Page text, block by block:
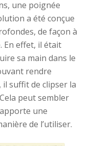
une poignée
a été conçue
de façon à
En effet, il était
sa main dans le
rendre
il suffit de clipser la
peut sembler
une
de l’utiliser.